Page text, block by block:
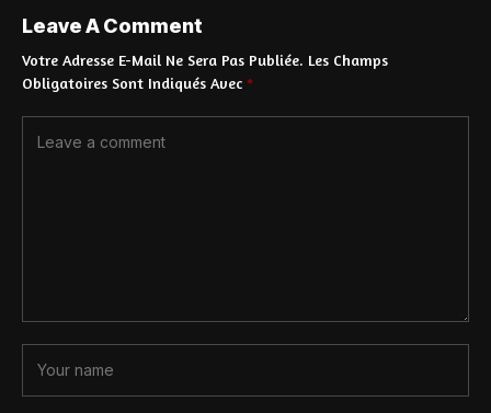
Leave A Comment
Votre Adresse E-Mail Ne Sera Pas Publiée. Les Champs
Obligatoires Sont Indiqués Avec *